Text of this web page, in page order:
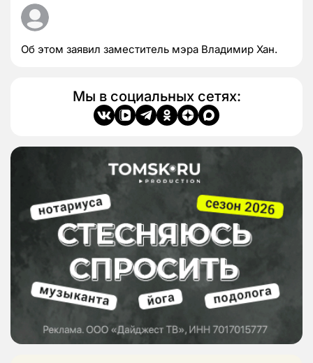
Об этом заявил заместитель мэра Владимир Хан.
Мы в социальных сетях: